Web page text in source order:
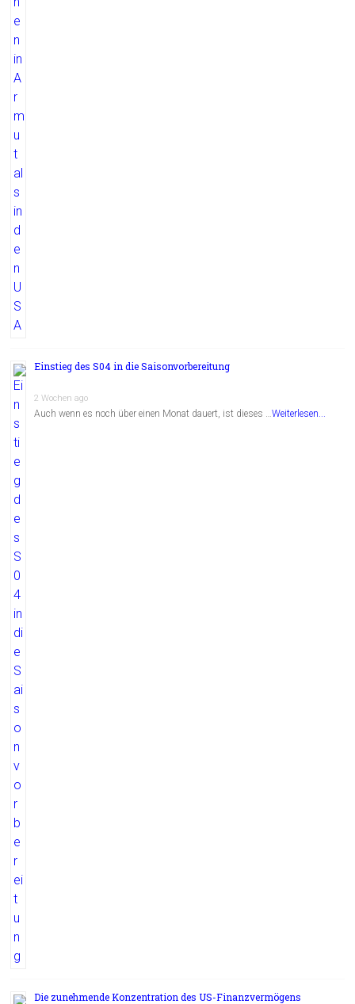
Einstieg des S04 in die Saisonvorbereitung
2 Wochen ago
Auch wenn es noch über einen Monat dauert, ist dieses …Weiterlesen...
Die zunehmende Konzentration des US-Finanzvermögens